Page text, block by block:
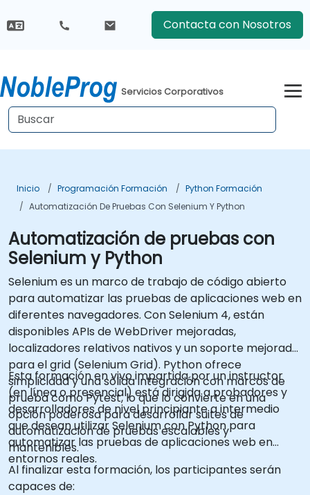
Contacta con Nosotros
Servicios Corporativos
Inicio Programación Formación
Python Formación
Automatización De Pruebas Con Selenium Y Python
Automatización de pruebas con
Selenium y Python
Selenium es un marco de trabajo de código abierto
para automatizar las pruebas de aplicaciones web en
diferentes navegadores. Con Selenium 4, están
disponibles APIs de WebDriver mejoradas,
localizadores relativos nativos y un soporte mejorado
para el grid (Selenium Grid). Python ofrece
simplicidad y una sólida integración con marcos de
prueba como Pytest, lo que lo convierte en una
opción poderosa para desarrollar suites de
automatización de pruebas escalables y
mantenibles.
Esta formación en vivo impartida por un instructor
(en línea o presencial) está dirigida a probadores y
desarrolladores de nivel principiante a intermedio
que desean utilizar Selenium con Python para
automatizar las pruebas de aplicaciones web en
entornos reales.
Al finalizar esta formación, los participantes serán
capaces de: